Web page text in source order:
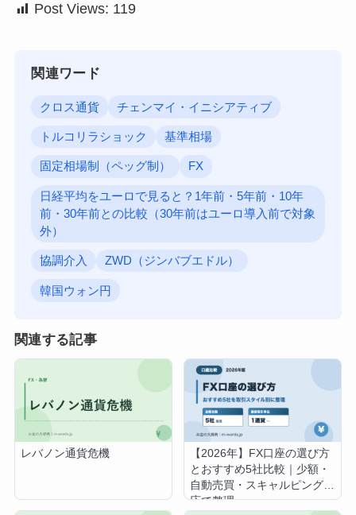
Post Views: 119
関連ワード
クロス通貨 チェンマイ・イニシアティブ
トルコリラショック 基準相場
固定相場制（ペッグ制） FX
日経平均をユーロで見ると？1年前・5年前・10年
前・30年前との比較（30年前はユーロ導入前で対象
外）
協調介入 ZWD（ジンバブエドル）
韓国ウォン円
関連する記事
レバノン通貨危機
【2026年】FX口座の選び方
とおすすめ5社比較｜少額・
自動売買・スキャルピング対
応で整理